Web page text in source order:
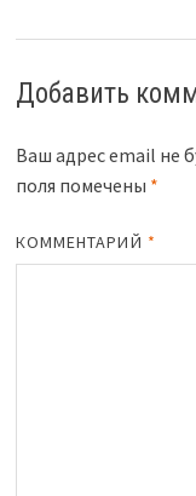
Добавить
Ваш адрес email не
поля помечены *
КОММЕНТАРИЙ *